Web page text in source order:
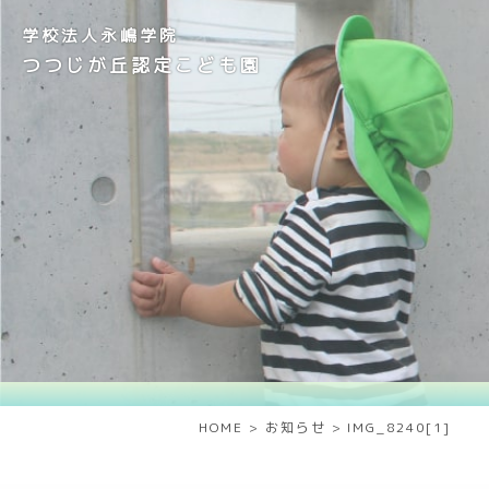
学校法人永嶋学院
つつじが丘認定こども園
HOME > お知らせ > IMG_8240[1]